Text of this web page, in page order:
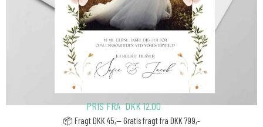
PRIS FRA DKK12.00
📦 Fragt DKK 45,-- Gratis fragt fra DKK 799,-